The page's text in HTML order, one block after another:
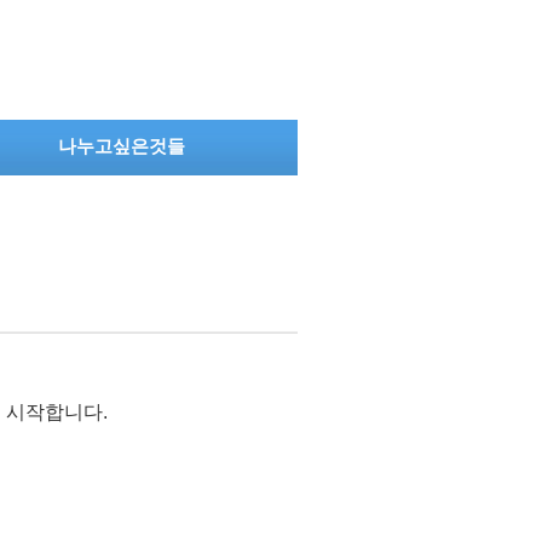
나누고싶은것들
작합니다.